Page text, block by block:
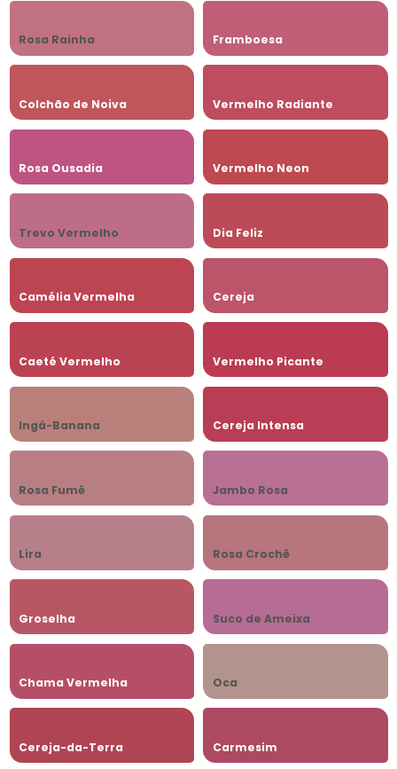
Rosa Rainha Framboesa
Colchão de Noiva Vermelho Radiante
Rosa Ousadia Vermelho Neon
Trevo Vermelho Dia Feliz
Camélia Vermelha Cereja
Caeté Vermelho Vermelho Picante
Ingá-Banana Cereja Intensa
Rosa Fumê Jambo Rosa
Lira Rosa Crochê
Groselha Suco de Ameixa
Chama Vermelha Oca
Cereja-da-Terra Carmesim